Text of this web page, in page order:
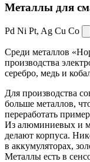
Металлы для
Pd Ni Pt, Ag Cu Co
Среди металлов
производства
серебро, медь и
Для производства
больше металлов,
переработать
Из алюминиевых и
делают корпуса.
в аккумуляторах,
Металлы есть в